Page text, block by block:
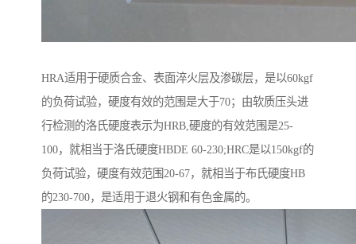
HRA适用于硬质合金、表面淬火层及渗碳层，是以60kgf
的负荷试验，硬度有效的范围是大于70；由软质压头进
行检测的洛氏硬度表示为HRB,硬度的有效范围是25-
100，就相当于洛氏硬度HBDE 60-230;HRC是以150kgf的
负荷试验，硬度有效范围20-67，就相当于布氏硬度HB
的230-700，是适用于退火钢和有色金属的。